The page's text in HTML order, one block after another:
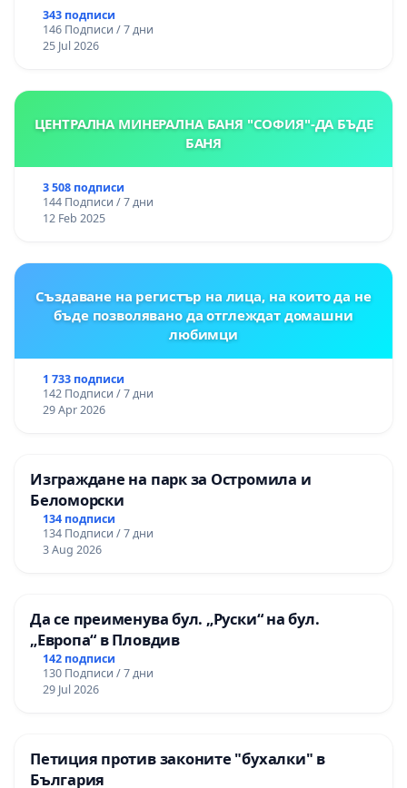
343 подписи
146 Подписи / 7 дни
25 Jul 2026
ЦЕНТРАЛНА МИНЕРАЛНА БАНЯ "СОФИЯ"-ДА БЪДЕ
БАНЯ
3 508 подписи
144 Подписи / 7 дни
12 Feb 2025
Създаване на регистър на лица, на които да не
бъде позволявано да отглеждат домашни
любимци
1 733 подписи
142 Подписи / 7 дни
29 Apr 2026
Изграждане на парк за Остромила и
Беломорски
134 подписи
134 Подписи / 7 дни
3 Aug 2026
Да се преименува бул. „Руски“ на бул.
„Европа“ в Пловдив
142 подписи
130 Подписи / 7 дни
29 Jul 2026
Петиция против законите "бухалки" в
България